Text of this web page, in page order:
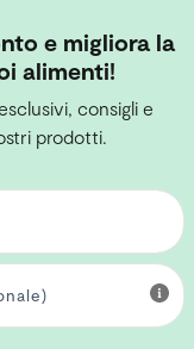
e migliora la
alimenti!
consigli e
prodotti.